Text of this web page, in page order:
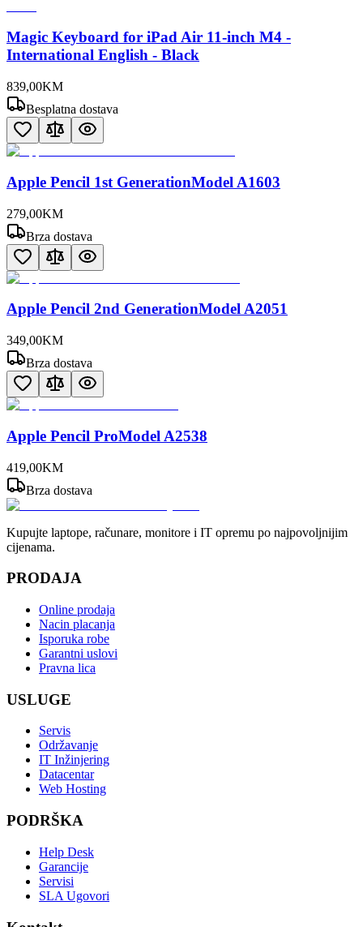
Magic Keyboard for iPad Air 11-inch M4 -
International English - Black
839,00KM
Besplatna dostava
Apple Pencil 1st GenerationModel A1603
279,00KM
Brza dostava
Apple Pencil 2nd GenerationModel A2051
349,00KM
Brza dostava
Apple Pencil ProModel A2538
419,00KM
Brza dostava
Kupujte laptope, računare, monitore i IT opremu po najpovoljnijim
cijenama.
PRODAJA
Online prodaja
Nacin placanja
Isporuka robe
Garantni uslovi
Pravna lica
USLUGE
Servis
Održavanje
IT Inžinjering
Datacentar
Web Hosting
PODRŠKA
Help Desk
Garancije
Servisi
SLA Ugovori